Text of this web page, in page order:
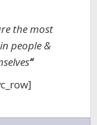
the most
people &
“